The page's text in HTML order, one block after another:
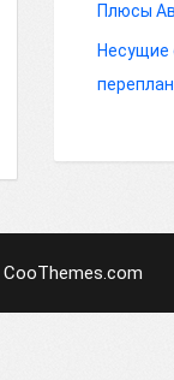
Плюсы
Несущие
CooThemes.com